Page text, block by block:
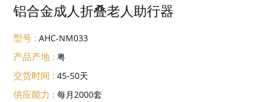
铝合金成人折叠老人助行器
型号 : AHC-NM033
产品产地 : 粤
交货时间 : 45-50天
供应能力 : 每月2000套